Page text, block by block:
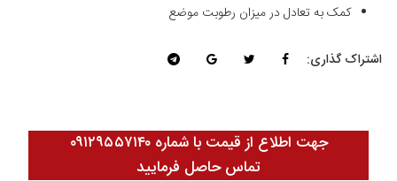
کمک به تعادل در میزان رطوبت موضع
اشتراک گذاری:
جهت اطلاع از قیمت با شماره ۰۹۱۲۹۵۵۷۱۴۰
تماس حاصل فرمایید